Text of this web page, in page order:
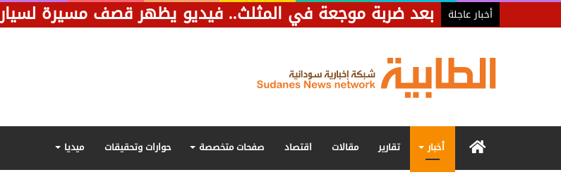
أخبار عاجلة
الرئيسيةأخبار تقارير مقالات اقتصاد صفحات متخصصة حوارات وتحقيقات ميديا